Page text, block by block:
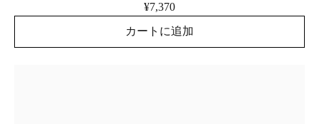
¥7,370
カートに追加